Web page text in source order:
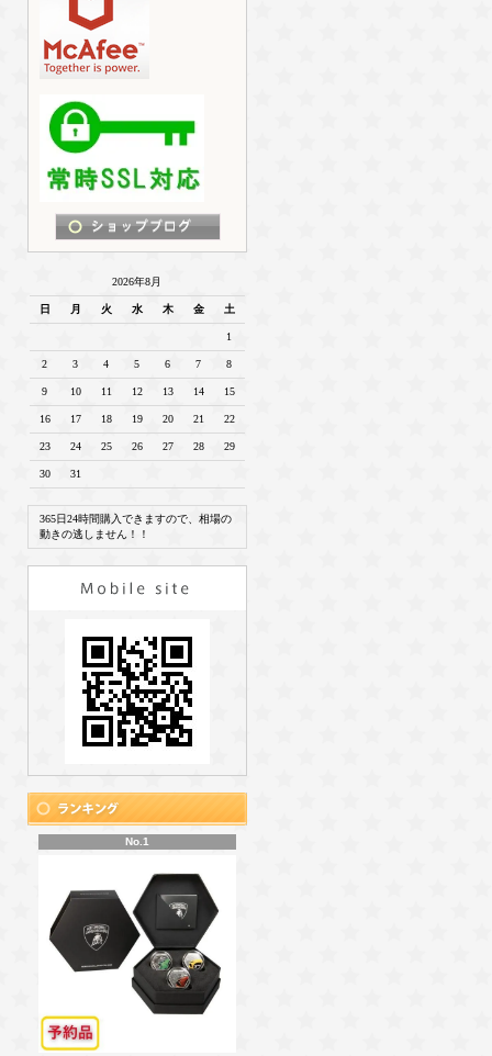
2026年8月
日 月 火 水 木 金 土
1
2 3 4 5 6 7 8
9 10 11 12 13 14 15
16 17 18 19 20 21 22
23 24 25 26 27 28 29
30 31
365日24時間購入できますので、相場の
動きの逃しません！！
No.1